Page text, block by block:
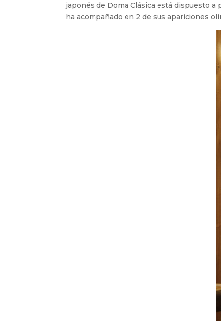
japonés de Doma Clásica está dispuesto a
ha acompañado en 2 de sus apariciones